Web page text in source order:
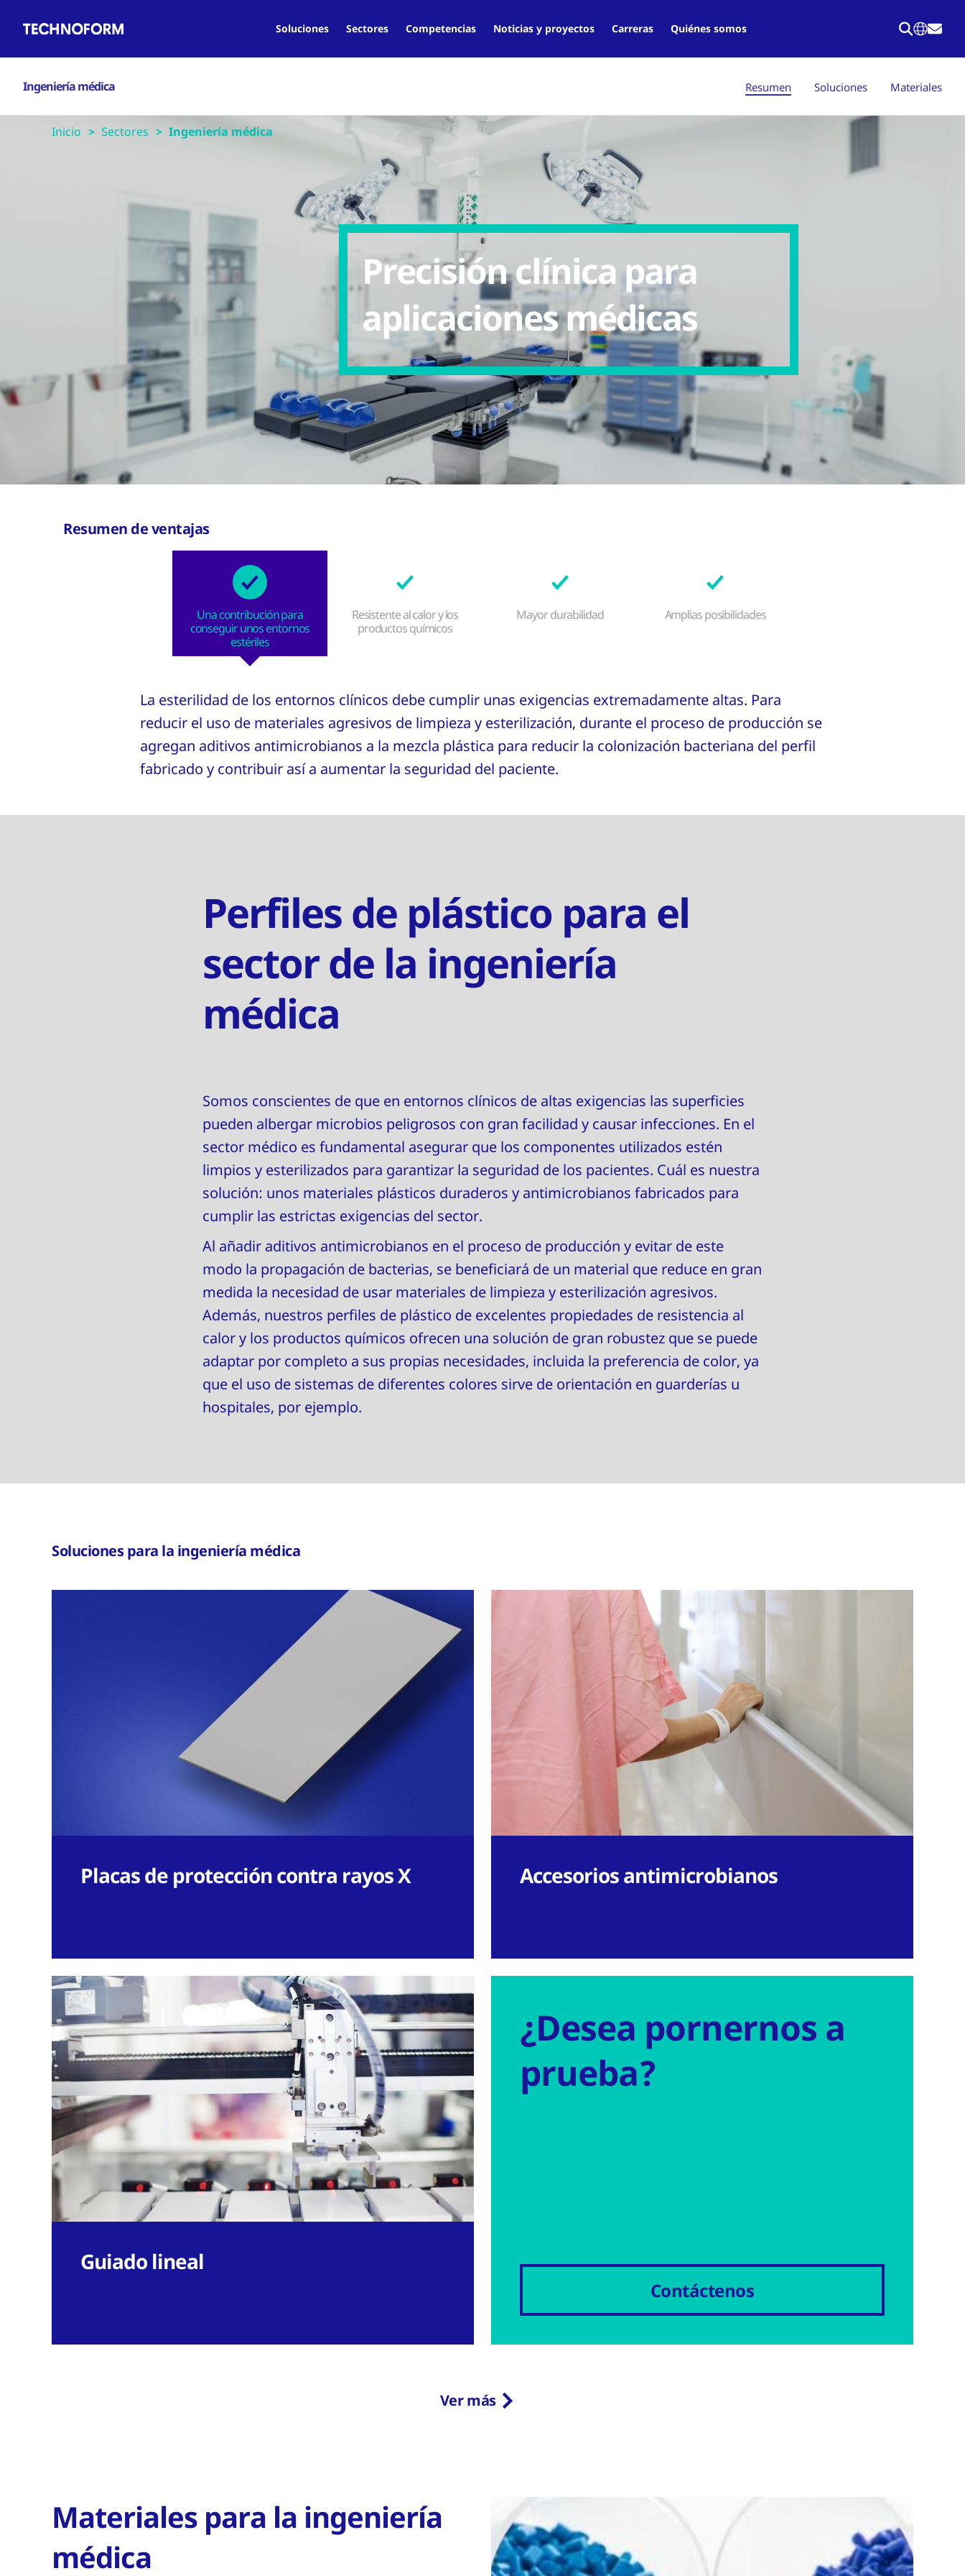
navigation
Soluciones Sectores Competencias Noticias y proyectos Carreras Quiénes somos
Ingeniería médica Resumen Soluciones Materiales
Inicio Sectores Ingeniería médica
Precisión clínica para
aplicaciones médicas
Resumen de ventajas
Una contribución para
conseguir unos entornos
estériles
Resistente al calor y los
productos químicos
Mayor durabilidad Amplias posibilidades
La esterilidad de los entornos clínicos debe cumplir unas exigencias extremadamente altas. Para
reducir el uso de materiales agresivos de limpieza y esterilización, durante el proceso de producción se
agregan aditivos antimicrobianos a la mezcla plástica para reducir la colonización bacteriana del perfil
fabricado y contribuir así a aumentar la seguridad del paciente.
Perfiles de plástico para el
sector de la ingeniería
médica
Somos conscientes de que en entornos clínicos de altas exigencias las superficies
pueden albergar microbios peligrosos con gran facilidad y causar infecciones. En el
sector médico es fundamental asegurar que los componentes utilizados estén
limpios y esterilizados para garantizar la seguridad de los pacientes. Cuál es nuestra
solución: unos materiales plásticos duraderos y antimicrobianos fabricados para
cumplir las estrictas exigencias del sector.
Al añadir aditivos antimicrobianos en el proceso de producción y evitar de este
modo la propagación de bacterias, se beneficiará de un material que reduce en gran
medida la necesidad de usar materiales de limpieza y esterilización agresivos.
Además, nuestros perfiles de plástico de excelentes propiedades de resistencia al
calor y los productos químicos ofrecen una solución de gran robustez que se puede
adaptar por completo a sus propias necesidades, incluida la preferencia de color, ya
que el uso de sistemas de diferentes colores sirve de orientación en guarderías u
hospitales, por ejemplo.
Soluciones para la ingeniería médica
Placas de protección contra rayos X Accesorios antimicrobianos
Guiado lineal
¿Desea pornernos a
prueba?
Contáctenos
Ver más
Materiales para la ingeniería
médica